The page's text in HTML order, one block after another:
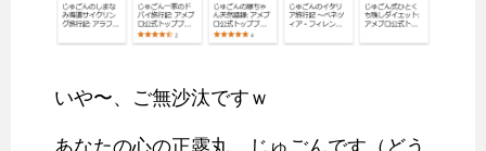
いや〜、ご無沙汰ですｗ